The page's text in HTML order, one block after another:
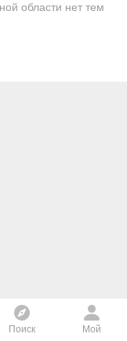
области нет тем
Поиск Мой